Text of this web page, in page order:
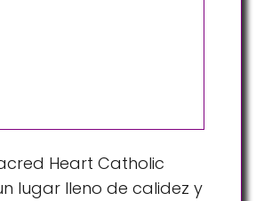
Heart Catholic
lugar lleno de calidez y